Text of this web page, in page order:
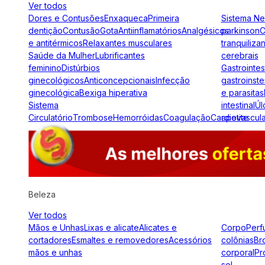
Ver todos
Dores e ContusõesEnxaquecaPrimeira
dentiçãoContusãoGotaAntiinflamatóriosAnalgésicos
e antitérmicosRelaxantes musculares
Saúde da MulherLubrificantes
femininoDistúrbios
ginecológicosAnticoncepcionaisInfecção
ginecológicaBexiga hiperativa
Sistema
CirculatórioTromboseHemorróidasCoagulação
Sistema
parkinson
cerebrais
e parasitas
intestinal
apetite
Beleza
Ver todos
Mãos e UnhasLixas e alicateAlicates e
cortadoresEsmaltes e removedoresAcessórios
mãos e unhas
Corpo
colônias
corporal